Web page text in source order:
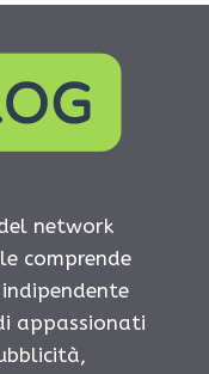
network
comprende
appassionati